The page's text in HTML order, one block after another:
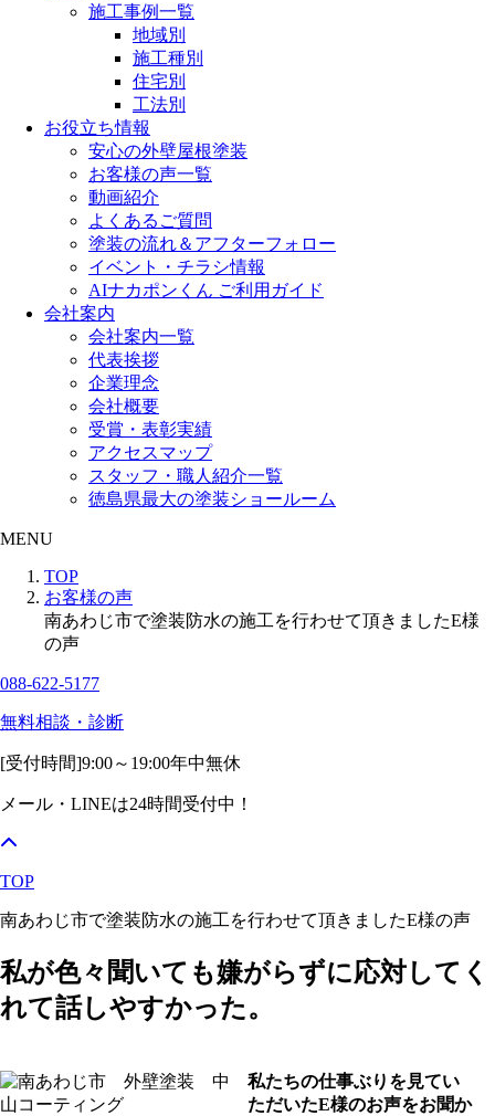
施工事例一覧
地域別
施工種別
住宅別
工法別
お役立ち情報
安心の外壁屋根塗装
お客様の声一覧
動画紹介
よくあるご質問
塗装の流れ＆アフターフォロー
イベント・チラシ情報
AIナカポンくん ご利用ガイド
会社案内
会社案内一覧
代表挨拶
企業理念
会社概要
受賞・表彰実績
アクセスマップ
スタッフ・職人紹介一覧
徳島県最大の塗装ショールーム
MENU
TOP
お客様の声
南あわじ市で塗装防水の施工を行わせて頂きましたE様
の声
088-622-5177
無料相談・診断
[受付時間]9:00～19:00年中無休
メール・LINEは24時間受付中！
TOP
南あわじ市で塗装防水の施工を行わせて頂きましたE様の声
私が色々聞いても嫌がらずに応対してく
れて話しやすかった。
私たちの仕事ぶりを見てい
ただいたE様のお声をお聞か